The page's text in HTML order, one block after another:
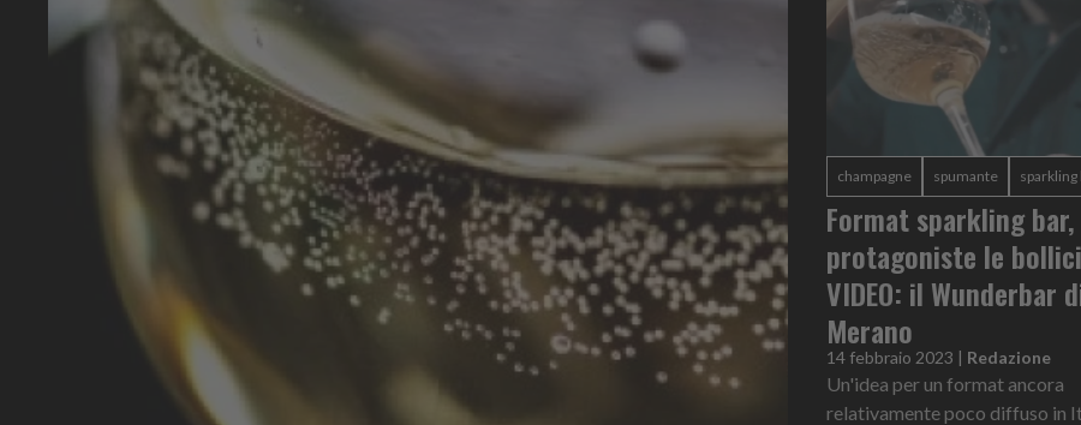
champagne spumante sparkling
Format sparkling bar,
protagoniste le
VIDEO: il Wunderbar
Merano
14 febbraio 2023 | Redazione
Un'idea per un format ancora
relativamente poco diffuso in